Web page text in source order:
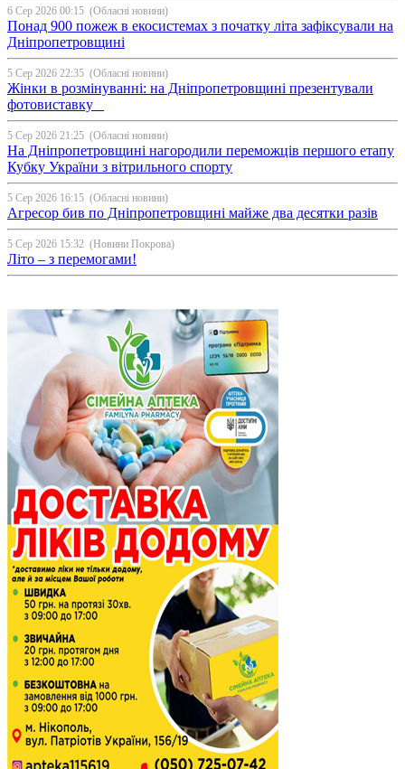
6 Сер 2026 00:15 (Обласні новини)
Понад 900 пожеж в екосистемах з початку літа зафіксували на
Дніпропетровщині
5 Сер 2026 22:35 (Обласні новини)
Жінки в розмінуванні: на Дніпропетровщині презентували
фотовиставку
5 Сер 2026 21:25 (Обласні новини)
На Дніпропетровщині нагородили переможців першого етапу
Кубку України з вітрильного спорту
5 Сер 2026 16:15 (Обласні новини)
Агресор бив по Дніпропетровщині майже два десятки разів
5 Сер 2026 15:32 (Новини Покрова)
Літо – з перемогами!